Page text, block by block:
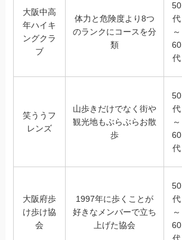
大阪中高
年ハイキ
ングクラ
ブ
体力と危険度より8つ
のランクにコースを分
類
50
代
～
60
代
笑ううフ
レンズ
山歩きだけでなく街や
観光地もぶらぶらお散
歩
50
代
～
60
代
大阪府歩
け歩け協
会
1997年に歩くことが
好きなメンバーで立ち
上げた協会
50
代
～
60